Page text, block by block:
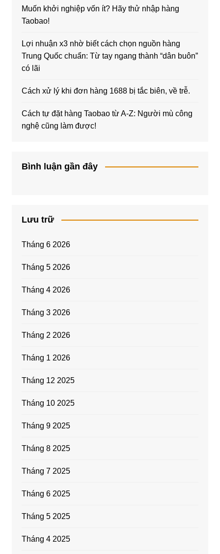
Muốn khởi nghiệp vốn ít? Hãy thử nhập hàng
Taobao!
Lợi nhuận x3 nhờ biết cách chọn nguồn hàng
Trung Quốc chuẩn: Từ tay ngang thành “dân buôn”
có lãi
Cách xử lý khi đơn hàng 1688 bị tắc biên, về trễ.
Cách tự đặt hàng Taobao từ A-Z: Người mù công
nghệ cũng làm được!
Bình luận gần đây
Lưu trữ
Tháng 6 2026
Tháng 5 2026
Tháng 4 2026
Tháng 3 2026
Tháng 2 2026
Tháng 1 2026
Tháng 12 2025
Tháng 10 2025
Tháng 9 2025
Tháng 8 2025
Tháng 7 2025
Tháng 6 2025
Tháng 5 2025
Tháng 4 2025